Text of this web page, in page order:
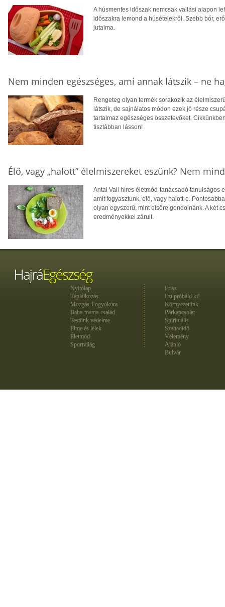
A húsmentes időszak nemcsak vallási alapon
időszakra lemond a húsételekről. Szebb bőr,
jutalma.
Nem minden egészséges, ami annak látszik – ne
Rengeteg olyan termék sorakozik az
látszik, de sajnálatos módon ezek jó része
tartalmaz egészséges összetevőket.
tisztábban lásson!
Élő, vagy „halott” élelmiszereket eszünk? Nem
Antal Vali híres életmód-tanácsadó tanulságos
amit fogyasztunk, élő, vagy halott-e.
olyan egyszerű, mint elsőre gondolnánk. A két
eredményekkel zárult.
Nyitólap
Táplálkozás
Mozgás-Fogyókúra
Baba-mama-család
Testünk védelme
Elme és lélek
Életmód
Sportvilág
Friss
Ezt próbáld ki!
Környezetünk
Párkapcsolat
Spirituális
Szabadidő
Vélemény
Ajánló
Bulvár